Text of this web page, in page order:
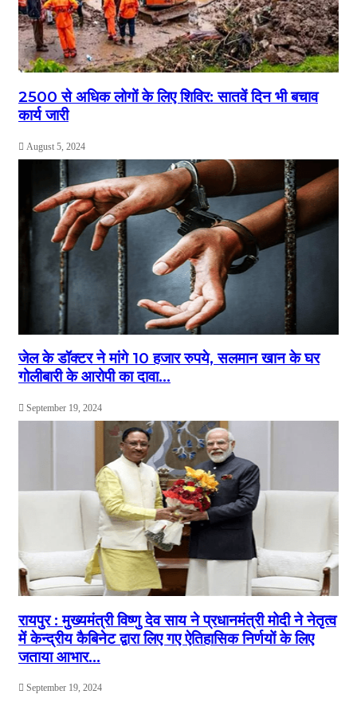
2500 से अधिक लोगों के लिए शिविर: सातवें दिन भी बचाव
कार्य जारी
August 5, 2024
जेल के डॉक्टर ने मांगे 10 हजार रुपये, सलमान खान के घर
गोलीबारी के आरोपी का दावा…
September 19, 2024
रायपुर : मुख्यमंत्री विष्णु देव साय ने प्रधानमंत्री मोदी ने नेतृत्व
में केन्द्रीय कैबिनेट द्वारा लिए गए ऐतिहासिक निर्णयों के लिए
जताया आभार…
September 19, 2024